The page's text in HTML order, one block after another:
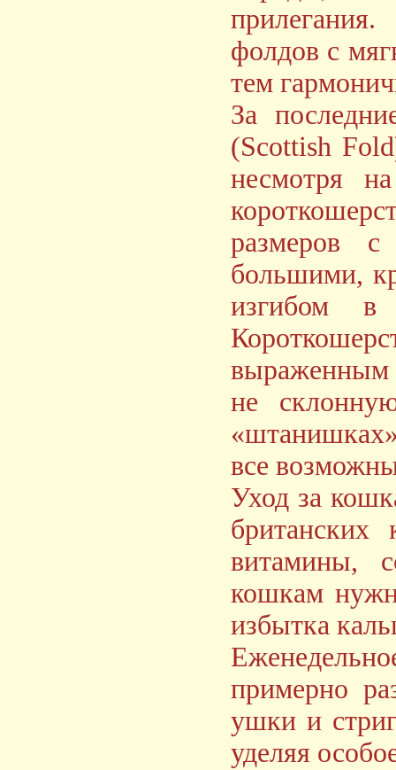
фолдов с
тем
За
(Scottish
несмотря
размеров
большими,
изгибом
выраженным
не
все
Уход за
витамины,
кошкам
избытка
примерно
ушки и
уделяя